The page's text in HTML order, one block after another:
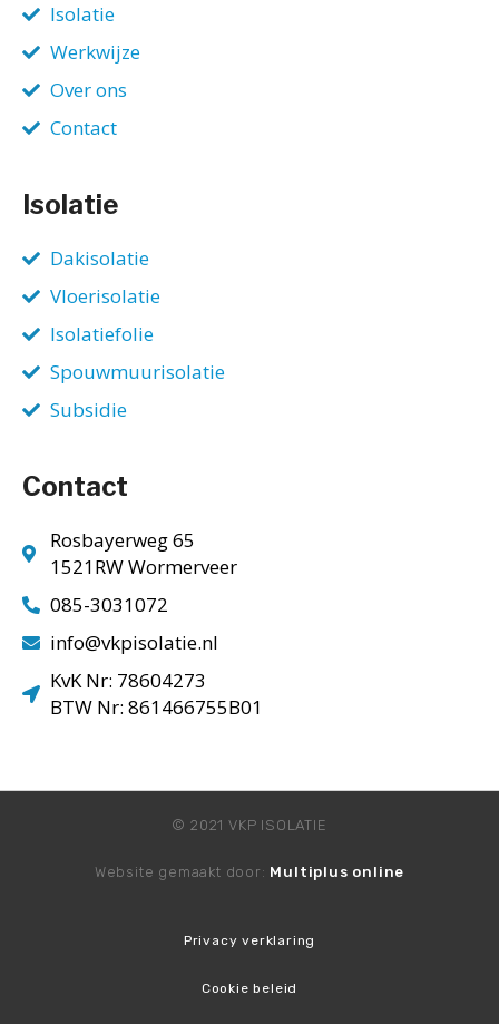
Isolatie
Werkwijze
Over ons
Contact
Isolatie
Dakisolatie
Vloerisolatie
Isolatiefolie
Spouwmuurisolatie
Subsidie
Contact
Rosbayerweg 65
1521RW Wormerveer
085-3031072
info@vkpisolatie.nl
KvK Nr: 78604273
BTW Nr: 861466755B01
© 2021 VKP ISOLATIE
Website gemaakt door: Multiplus online
Privacy verklaring
Cookie beleid